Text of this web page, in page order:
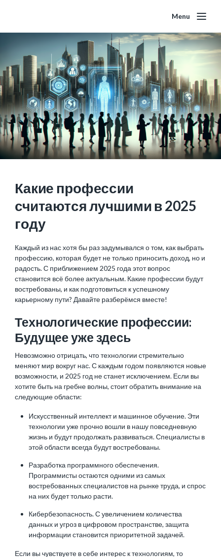
Menu
Какие профессии
считаются лучшими в 2025
году
Каждый из нас хотя бы раз задумывался о том, как выбрать
профессию, которая будет не только приносить доход, но и
радость. С приближением 2025 года этот вопрос
становится всё более актуальным. Какие профессии будут
востребованы, и как подготовиться к успешному
карьерному пути? Давайте разберёмся вместе!
Технологические профессии:
Будущее уже здесь
Невозможно отрицать, что технологии стремительно
меняют мир вокруг нас. С каждым годом появляются новые
возможности, и 2025 год не станет исключением. Если вы
хотите быть на гребне волны, стоит обратить внимание на
следующие области:
Искусственный интеллект и машинное обучение. Эти
технологии уже прочно вошли в нашу повседневную
жизнь и будут продолжать развиваться. Специалисты в
этой области всегда будут востребованы.
Разработка программного обеспечения.
Программисты остаются одними из самых
востребованных специалистов на рынке труда, и спрос
на них будет только расти.
Кибербезопасность. С увеличением количества
данных и угроз в цифровом пространстве, защита
информации становится приоритетной задачей.
Если вы чувствуете в себе интерес к технологиям, то